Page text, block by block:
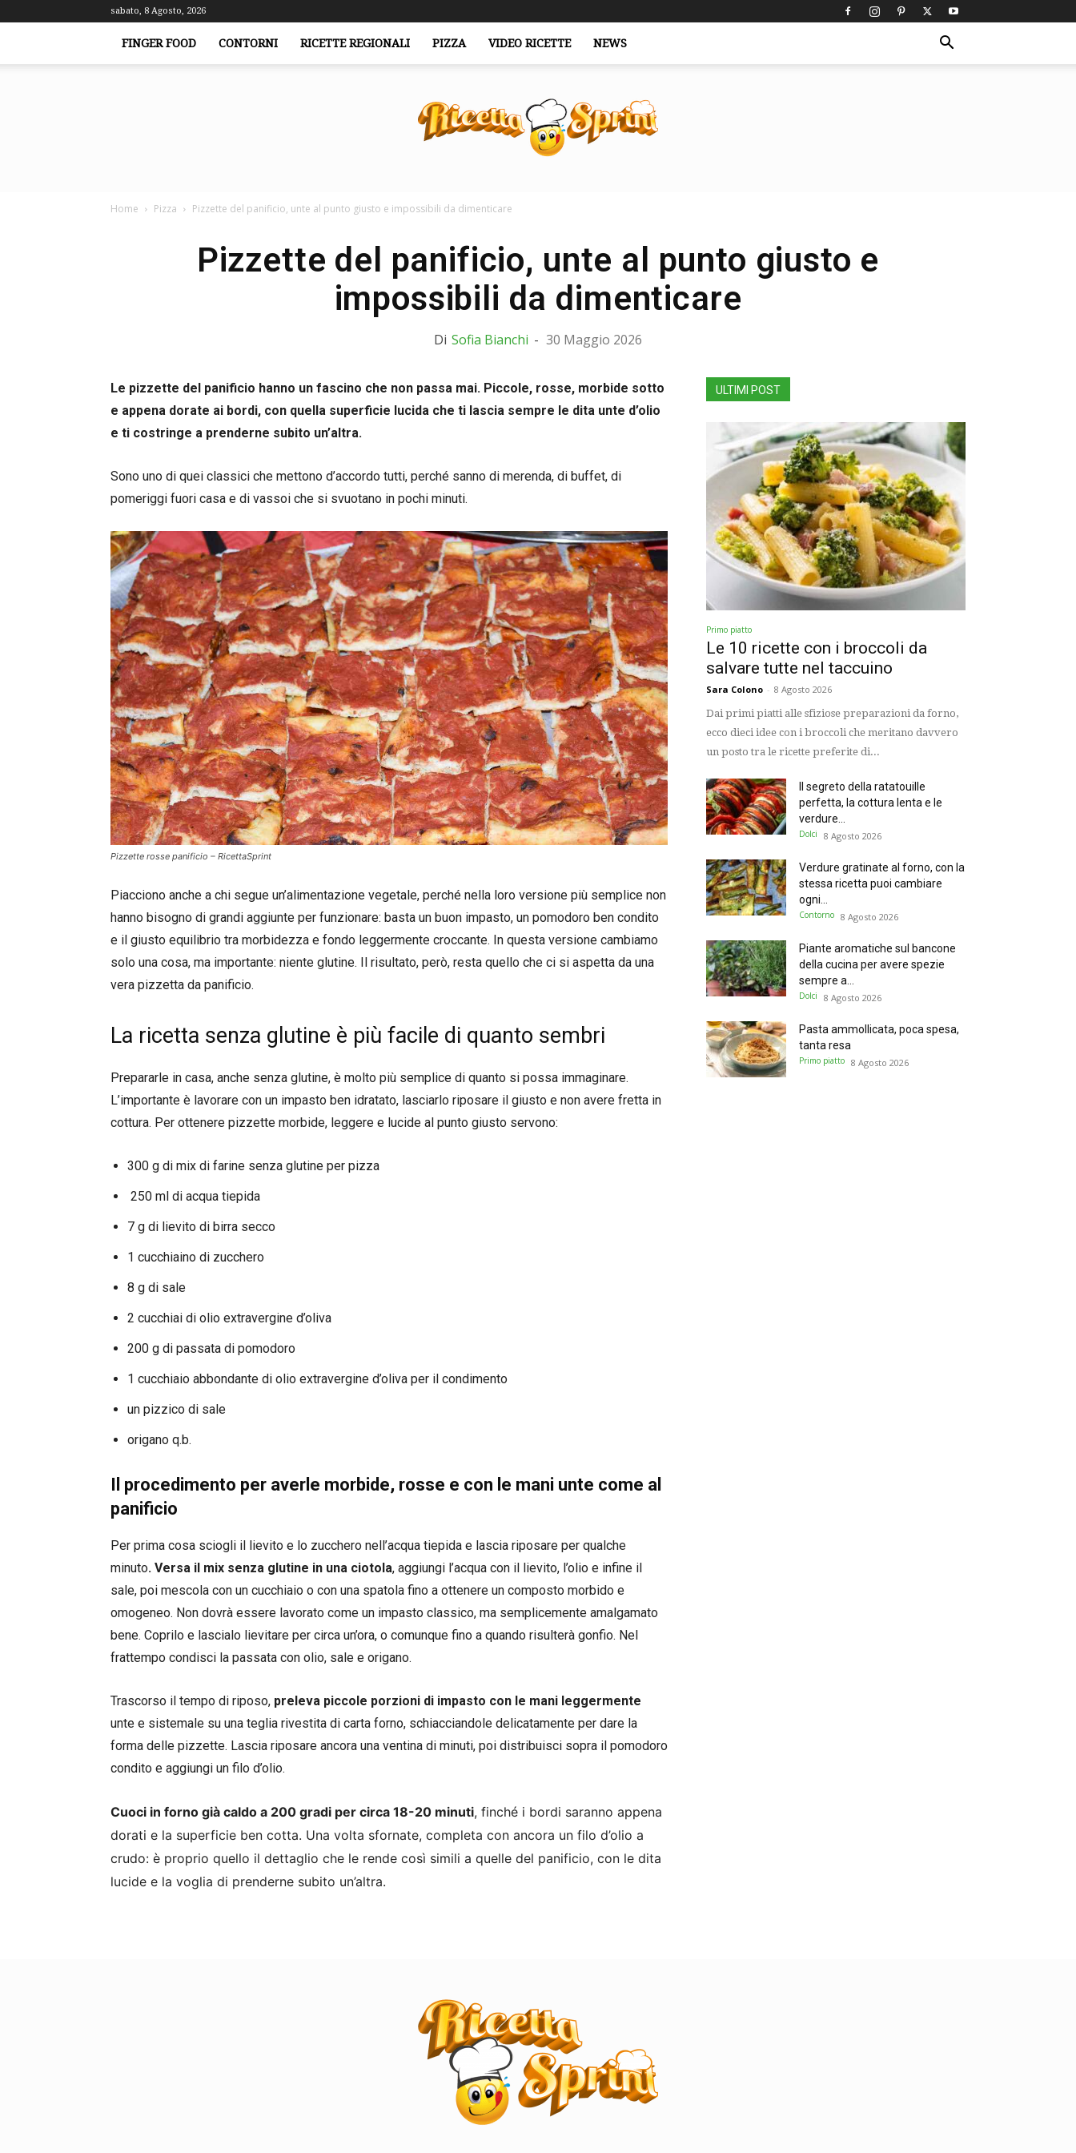
sabato, 8 Agosto, 2026
FINGER FOOD CONTORNI RICETTE REGIONALI PIZZA VIDEO RICETTE NEWS
Home Pizza Pizzette del panificio, unte al punto giusto e impossibili da dimenticare
Pizzette del panificio, unte al punto giusto e
impossibili da dimenticare
Di Sofia Bianchi - 30 Maggio 2026
Le pizzette del panificio hanno un fascino che non passa mai. Piccole, rosse, morbide sotto
e appena dorate ai bordi, con quella superficie lucida che ti lascia sempre le dita unte d’olio
e ti costringe a prenderne subito un’altra.
Sono uno di quei classici che mettono d’accordo tutti, perché sanno di merenda, di buffet, di
pomeriggi fuori casa e di vassoi che si svuotano in pochi minuti.
Pizzette rosse panificio – RicettaSprint
Piacciono anche a chi segue un’alimentazione vegetale, perché nella loro versione più semplice non
hanno bisogno di grandi aggiunte per funzionare: basta un buon impasto, un pomodoro ben condito
e il giusto equilibrio tra morbidezza e fondo leggermente croccante. In questa versione cambiamo
solo una cosa, ma importante: niente glutine. Il risultato, però, resta quello che ci si aspetta da una
vera pizzetta da panificio.
La ricetta senza glutine è più facile di quanto sembri
Prepararle in casa, anche senza glutine, è molto più semplice di quanto si possa immaginare.
L’importante è lavorare con un impasto ben idratato, lasciarlo riposare il giusto e non avere fretta in
cottura. Per ottenere pizzette morbide, leggere e lucide al punto giusto servono:
300 g di mix di farine senza glutine per pizza
250 ml di acqua tiepida
7 g di lievito di birra secco
1 cucchiaino di zucchero
8 g di sale
2 cucchiai di olio extravergine d’oliva
200 g di passata di pomodoro
1 cucchiaio abbondante di olio extravergine d’oliva per il condimento
un pizzico di sale
origano q.b.
Il procedimento per averle morbide, rosse e con le mani unte come al
panificio
Per prima cosa sciogli il lievito e lo zucchero nell’acqua tiepida e lascia riposare per qualche
minuto. Versa il mix senza glutine in una ciotola, aggiungi l’acqua con il lievito, l’olio e infine il
sale, poi mescola con un cucchiaio o con una spatola fino a ottenere un composto morbido e
omogeneo. Non dovrà essere lavorato come un impasto classico, ma semplicemente amalgamato
bene. Coprilo e lascialo lievitare per circa un’ora, o comunque fino a quando risulterà gonfio. Nel
frattempo condisci la passata con olio, sale e origano.
Trascorso il tempo di riposo, preleva piccole porzioni di impasto con le mani leggermente
unte e sistemale su una teglia rivestita di carta forno, schiacciandole delicatamente per dare la
forma delle pizzette. Lascia riposare ancora una ventina di minuti, poi distribuisci sopra il pomodoro
condito e aggiungi un filo d’olio.
Cuoci in forno già caldo a 200 gradi per circa 18-20 minuti, finché i bordi saranno appena
dorati e la superficie ben cotta. Una volta sfornate, completa con ancora un filo d’olio a
crudo: è proprio quello il dettaglio che le rende così simili a quelle del panificio, con le dita
lucide e la voglia di prenderne subito un’altra.
ULTIMI POST
Primo piatto
Le 10 ricette con i broccoli da
salvare tutte nel taccuino
Sara Colono - 8 Agosto 2026
Dai primi piatti alle sfiziose preparazioni da forno,
ecco dieci idee con i broccoli che meritano davvero
un posto tra le ricette preferite di...
Il segreto della ratatouille
perfetta, la cottura lenta e le
verdure...
Dolci 8 Agosto 2026
Verdure gratinate al forno, con la
stessa ricetta puoi cambiare
ogni...
Contorno 8 Agosto 2026
Piante aromatiche sul bancone
della cucina per avere spezie
sempre a...
Dolci 8 Agosto 2026
Pasta ammollicata, poca spesa,
tanta resa
Primo piatto 8 Agosto 2026